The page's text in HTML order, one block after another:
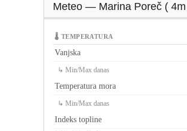
Meteo — Marina Poreč (
🌡 TEMPERATURA
Vanjska
↳ Min/Max danas
Temperatura mora
↳ Min/Max danas
Indeks topline